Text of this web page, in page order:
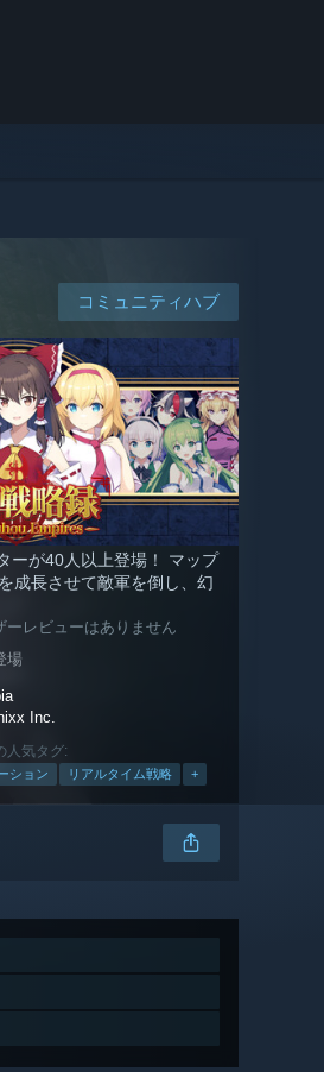
コミュニティハブ
ーが40人以上登場！ マップ
成長させて敵軍を倒し、幻
ーレビューはありません
場
Inc.
人気タグ:
ション リアルタイム戦略 +